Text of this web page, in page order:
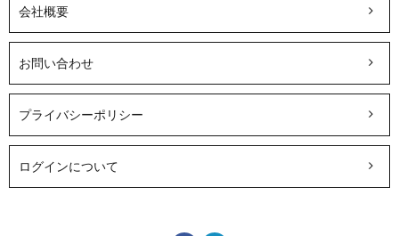
会社概要
お問い合わせ
プライバシーポリシー
ログインについて